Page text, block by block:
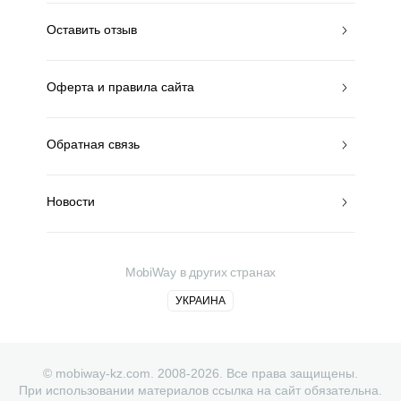
Оставить отзыв
Оферта и правила сайта
Обратная связь
Новости
MobiWay в других странах
УКРАИНА
© mobiway-kz.com. 2008-2026. Все права защищены.
При использовании материалов ссылка на сайт обязательна.